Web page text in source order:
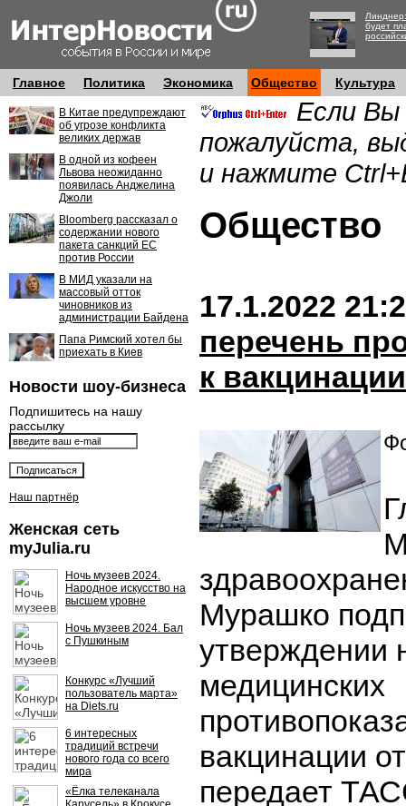
будет
Главное Политика Экономика Общество Культура
В Китае предупреждают
об угрозе конфликта
великих держав
В одной из кофеен
Львова неожиданно
появилась Анджелина
Джоли
Bloomberg рассказал о
содержании нового
пакета санкций ЕС
против России
В МИД указали на
массовый отток
чиновников из
администрации Байдена
Папа Римский хотел бы
приехать в Киев
Новости шоу-бизнеса
Подпишитесь на нашу
рассылку
Наш партнёр
Женская сеть
myJulia.ru
Ночь музеев 2024.
Народное искусство на
высшем уровне
Ночь музеев 2024. Бал
с Пушкиным
Конкурс «Лучший
пользователь марта»
на Diets.ru
6 интересных
традиций встречи
нового года со всего
мира
«Ёлка телеканала
Если Вы
пожалуйста,
и нажмите
17.1.2022
перечень
к
Мурашко
утверждении
медицинских
вакцинации
передает